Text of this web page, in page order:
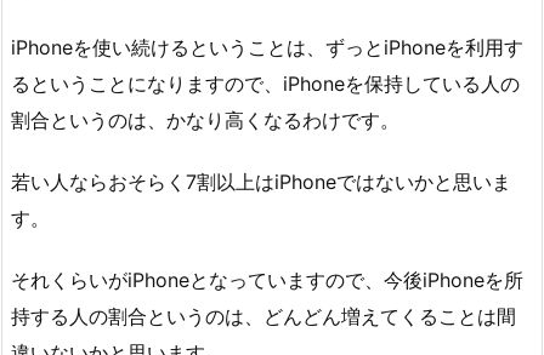
iPhoneを使い続けるということは、ずっとiPhoneを利用す
るということになりますので、iPhoneを保持している人の
割合というのは、かなり高くなるわけです。
若い人ならおそらく7割以上はiPhoneではないかと思いま
す。
それくらいがiPhoneとなっていますので、今後iPhoneを所
持する人の割合というのは、どんどん増えてくることは間